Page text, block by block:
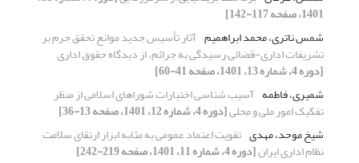
1401، صفحه 117-142]
شمس ناتری، محمد ابراهمیم آثار تأسیس جدید موانع تحقق جرم بر
تشریفات اداری-قضائی رسیدگی به جرائم، از دیدگاه حقوق اداری
[دوره 4، شماره 13، 1401، صفحه 41-60]
شمیری، فاطمه آسیب شناسی اختیارات شوراهای اسلامی از منظر
تفکیک امور ملی و محلی[دوره 4، شماره 12، 1401، صفحه 13-36]
شیخ موحد، مهدی تقویت اعتماد عمومی به مثابه ابزار ارتقای سلامت
نظام اداری ایران[دوره 4، شماره 11، 1401، صفحه 219-242]